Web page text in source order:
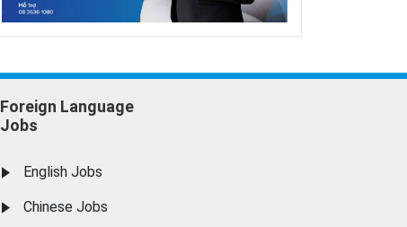
Foreign Language
Jobs
English Jobs
Chinese Jobs